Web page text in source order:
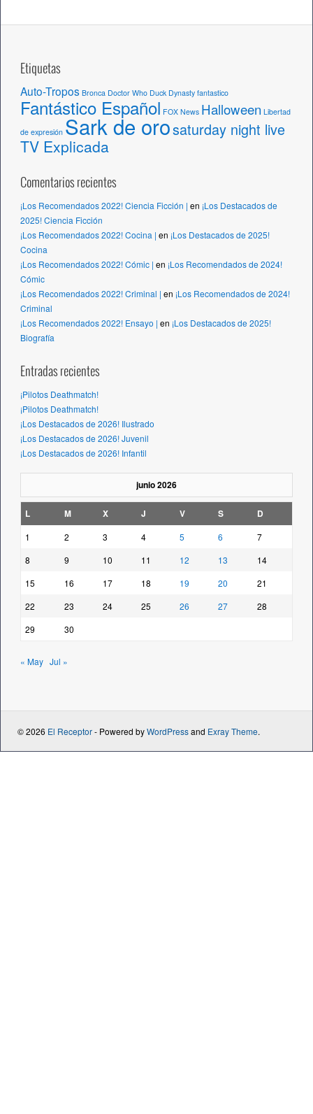
Etiquetas
Auto-Tropos Bronca Doctor Who Duck Dynasty fantastico
Fantástico Español FOX News Halloween Libertad
de expresión Sark de orosaturday night live
TV Explicada
Comentarios recientes
¡Los Recomendados 2022! Ciencia Ficción | en ¡Los Destacados de
2025! Ciencia Ficción
¡Los Recomendados 2022! Cocina | en ¡Los Destacados de 2025!
Cocina
¡Los Recomendados 2022! Cómic | en ¡Los Recomendados de 2024!
Cómic
¡Los Recomendados 2022! Criminal | en ¡Los Recomendados de 2024!
Criminal
¡Los Recomendados 2022! Ensayo | en ¡Los Destacados de 2025!
Biografía
Entradas recientes
¡Pilotos Deathmatch!
¡Pilotos Deathmatch!
¡Los Destacados de 2026! Ilustrado
¡Los Destacados de 2026! Juvenil
¡Los Destacados de 2026! Infantil
junio 2026
L M X J V S D
1 2 3 4 5 6
7
8
9 10 11 12 13
14
15
16 17 18 19 20
21
22
23 24 25 26 27
28
29
30
« May Jul »
© 2026 El Receptor- Powered byWordPressand Exray Theme.